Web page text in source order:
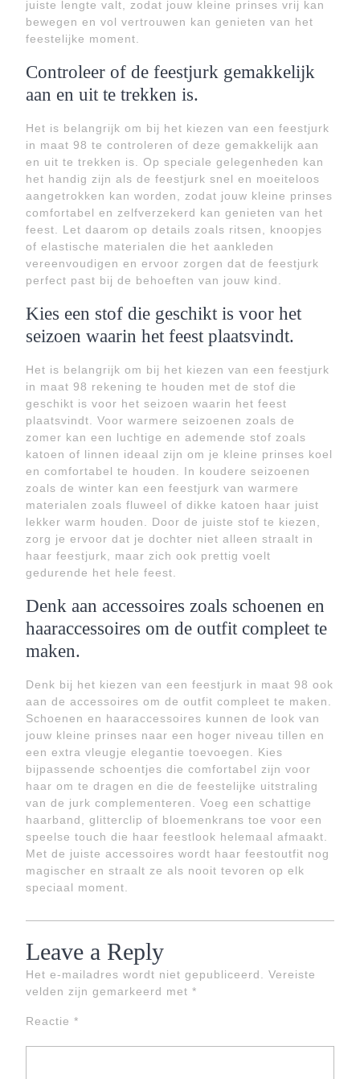
juiste lengte valt, zodat jouw kleine prinses vrij kan
bewegen en vol vertrouwen kan genieten van het
feestelijke moment.
Controleer of de feestjurk gemakkelijk
aan en uit te trekken is.
Het is belangrijk om bij het kiezen van een feestjurk
in maat 98 te controleren of deze gemakkelijk aan
en uit te trekken is. Op speciale gelegenheden kan
het handig zijn als de feestjurk snel en moeiteloos
aangetrokken kan worden, zodat jouw kleine prinses
comfortabel en zelfverzekerd kan genieten van het
feest. Let daarom op details zoals ritsen, knoopjes
of elastische materialen die het aankleden
vereenvoudigen en ervoor zorgen dat de feestjurk
perfect past bij de behoeften van jouw kind.
Kies een stof die geschikt is voor het
seizoen waarin het feest plaatsvindt.
Het is belangrijk om bij het kiezen van een feestjurk
in maat 98 rekening te houden met de stof die
geschikt is voor het seizoen waarin het feest
plaatsvindt. Voor warmere seizoenen zoals de
zomer kan een luchtige en ademende stof zoals
katoen of linnen ideaal zijn om je kleine prinses koel
en comfortabel te houden. In koudere seizoenen
zoals de winter kan een feestjurk van warmere
materialen zoals fluweel of dikke katoen haar juist
lekker warm houden. Door de juiste stof te kiezen,
zorg je ervoor dat je dochter niet alleen straalt in
haar feestjurk, maar zich ook prettig voelt
gedurende het hele feest.
Denk aan accessoires zoals schoenen en
haaraccessoires om de outfit compleet te
maken.
Denk bij het kiezen van een feestjurk in maat 98 ook
aan de accessoires om de outfit compleet te maken.
Schoenen en haaraccessoires kunnen de look van
jouw kleine prinses naar een hoger niveau tillen en
een extra vleugje elegantie toevoegen. Kies
bijpassende schoentjes die comfortabel zijn voor
haar om te dragen en die de feestelijke uitstraling
van de jurk complementeren. Voeg een schattige
haarband, glitterclip of bloemenkrans toe voor een
speelse touch die haar feestlook helemaal afmaakt.
Met de juiste accessoires wordt haar feestoutfit nog
magischer en straalt ze als nooit tevoren op elk
speciaal moment.
Leave a Reply
Het e-mailadres wordt niet gepubliceerd.
Vereiste
velden zijn gemarkeerd met *
Reactie *